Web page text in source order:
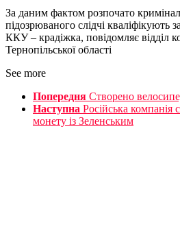
За даним фактом розпочато
підозрюваного слідчі кваліфікують
ККУ – крадіжка, повідомляє відділ
Тернопільської області
See more
Попередня Створено
Наступна Російська компанія
монету із Зеленським